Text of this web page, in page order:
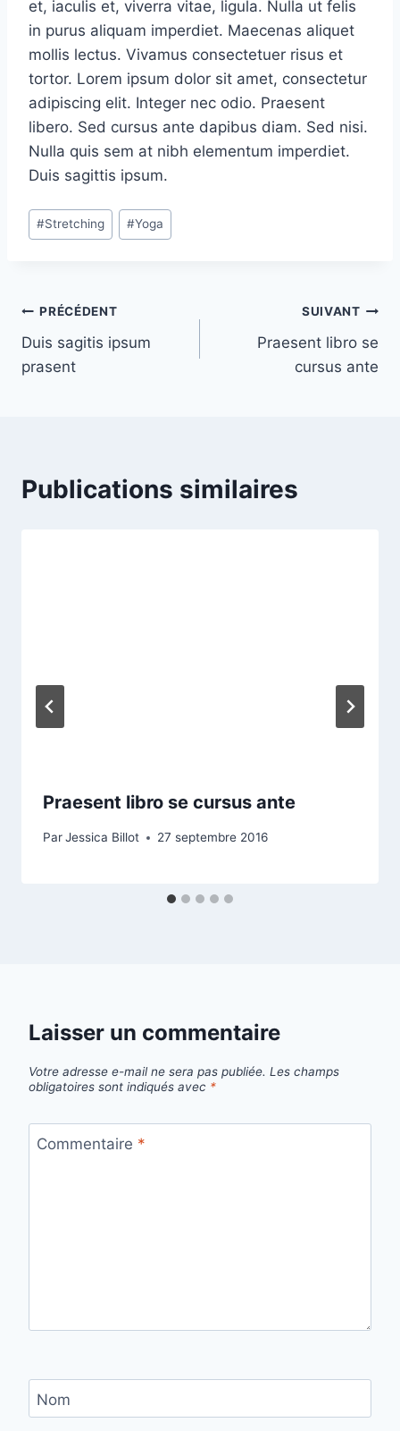
et, iaculis et, viverra vitae, ligula. Nulla ut felis
in purus aliquam imperdiet. Maecenas aliquet
mollis lectus. Vivamus consectetuer risus et
tortor. Lorem ipsum dolor sit amet, consectetur
adipiscing elit. Integer nec odio. Praesent
libero. Sed cursus ante dapibus diam. Sed nisi.
Nulla quis sem at nibh elementum imperdiet.
Duis sagittis ipsum.
Étiquettes
de
#Stretching #Yoga
Navigation
de
PRÉCÉDENT
Duis sagitis ipsum
prasent
SUIVANT
Praesent libro se
cursus ante
Publications similaires
Praesent libro se cursus ante
ParJessica Billot 27 septembre 2016
Laisser un commentaire
Votre adresse e-mail ne sera pas publiée. Les champs
obligatoires sont indiqués avec *
Commentaire *
Nom